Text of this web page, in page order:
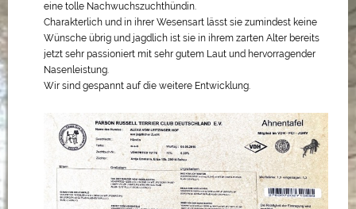
eine tolle Nachwuchszuchthündin.
Charakterlich und in ihrer Wesensart lässt sie zumindest keine
Wünsche übrig und jagdlich ist sie in ihrem zarten Alter bereits
jetzt sehr passioniert mit sehr gutem Laut und hervorragender
Nasenleistung.
Wir sind gespannt auf die weitere Entwicklung.